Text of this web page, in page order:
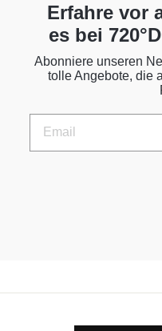
Erfahre vor
es bei
Abonniere unseren
tolle Angebote, die